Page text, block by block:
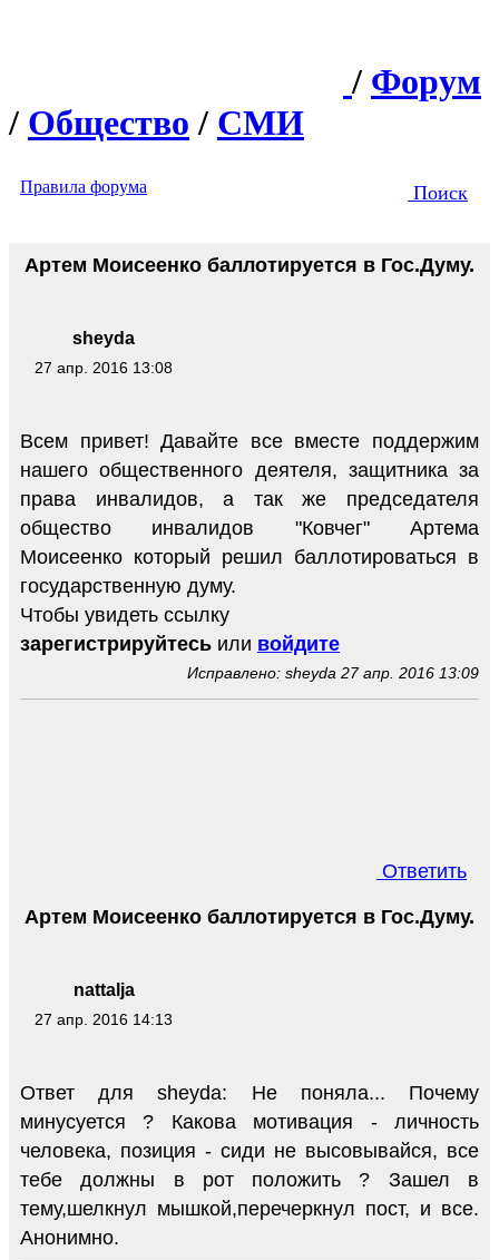
/ Форум
/ Общество / СМИ
Правила форума Поиск
sheyda
27 апр. 2016 13:08
Артем Моисеенко баллотируется в Гос.Думу.
Всем привет! Давайте все вместе поддержим
нашего общественного деятеля, защитника за
права инвалидов, а так же председателя
общество инвалидов "Ковчег" Артема
Моисеенко который решил баллотироваться в
государственную думу.
Чтобы увидеть ссылку
зарегистрируйтесь или войдите
Исправлено: sheyda 27 апр. 2016 13:09
Ответить
nattalja
27 апр. 2016 14:13
Артем Моисеенко баллотируется в Гос.Думу.
Ответ для sheyda: Не поняла... Почему
минусуется ? Какова мотивация - личность
человека, позиция - сиди не высовывайся, все
тебе должны в рот положить ? Зашел в
тему,шелкнул мышкой,перечеркнул пост, и все.
Анонимно.